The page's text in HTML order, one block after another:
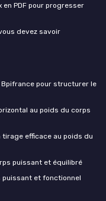
en PDF pour progresser
devez savoir
pour structurer le
au poids du corps
efficace au poids du
puissant et équilibré
puissant et fonctionnel